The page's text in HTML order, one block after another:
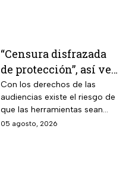
“Censura disfrazada
de protección”, así ve
Roberto Ruíz los
cambios a la Ley de
Telecomunicaciones
Con los derechos de las
audiencias existe el riesgo de
que las herramientas sean
utilizadas para presionar o
05 agosto, 2026